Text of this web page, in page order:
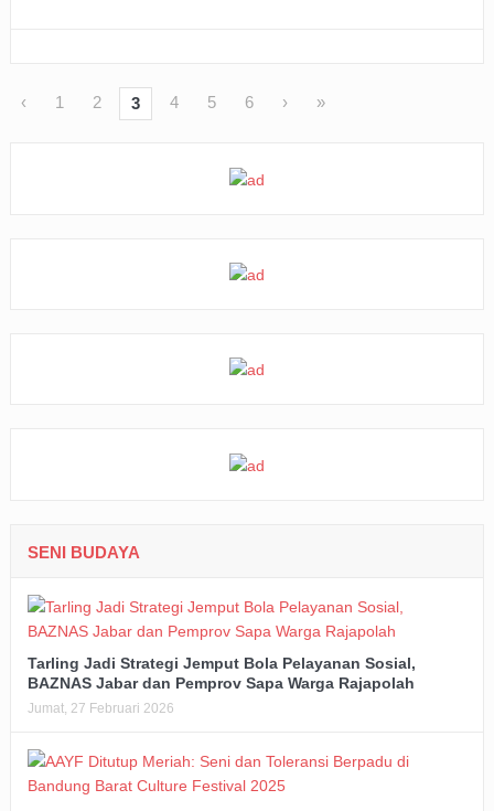
‹ 1 2 3 4 5 6 › »
SENI BUDAYA
Tarling Jadi Strategi Jemput Bola Pelayanan Sosial,
BAZNAS Jabar dan Pemprov Sapa Warga Rajapolah
Jumat, 27 Februari 2026